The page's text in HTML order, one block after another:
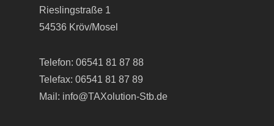
Rieslingstraße 1
54536 Kröv/Mosel
Telefon: 06541 81 87 88
Telefax: 06541 81 87 89
Mail: info@TAXolution-Stb.de